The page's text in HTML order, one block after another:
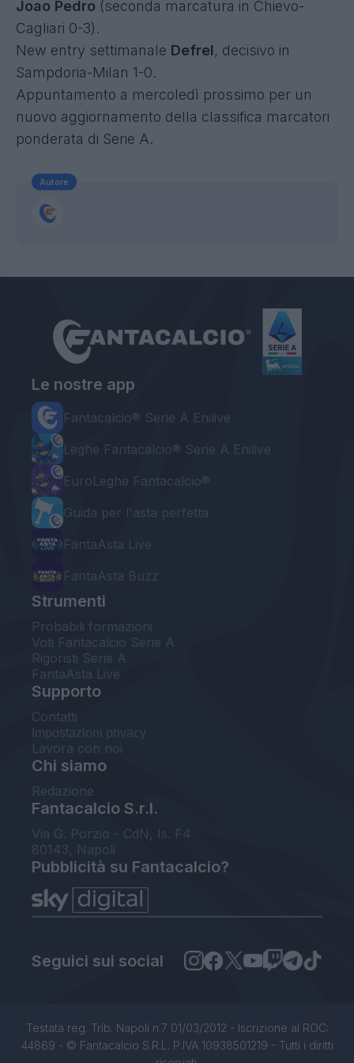
Joao Pedro (seconda marcatura in Chievo-
Cagliari 0-3).
New entry settimanale Defrel, decisivo in
Sampdoria-Milan 1-0.
Appuntamento a mercoledì prossimo per un
nuovo aggiornamento della classifica marcatori
ponderata di Serie A.
Autore
Le nostre app
Fantacalcio® Serie A Enilive
Leghe Fantacalcio® Serie A Enilive
EuroLeghe Fantacalcio®
Guida per l'asta perfetta
FantaAsta Live
FantaAsta Buzz
Strumenti
Probabili formazioni
Voti Fantacalcio Serie A
Rigoristi Serie A
FantaAsta Live
Supporto
Contatti
Impostazioni privacy
Lavora con noi
Chi siamo
Redazione
Fantacalcio S.r.l.
Via G. Porzio - CdN, Is. F4
80143, Napoli
Pubblicità su Fantacalcio?
Seguici sui social
Testata reg. Trib. Napoli n.7 01/03/2012 - Iscrizione al ROC:
44869 - © Fantacalcio S.R.L. P.IVA 10938501219 - Tutti i diritti